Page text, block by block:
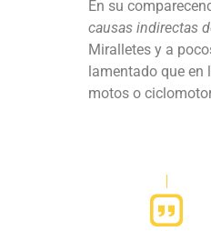
En su
causas indirectas
Miralletes y a
lamentado que en
motos o